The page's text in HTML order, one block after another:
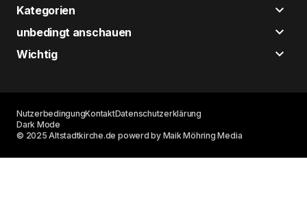
Kategorien
unbedingt anschauen
Wichtig
© 2025 Altstadtkirche.de powerd by Maik Möhring Media
NutzerbedingungKontaktDatenschutzerklärung
Dark Mode